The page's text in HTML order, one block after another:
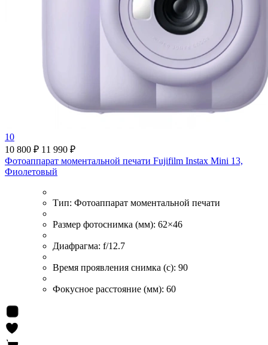
10
10 800 ₽ 11 990 ₽
Фотоаппарат моментальной печати Fujifilm Instax Mini 13,
Фиолетовый
Тип: Фотоаппарат моментальной печати
Размер фотоснимка (мм): 62×46
Диафрагма: f/12.7
Время проявления снимка (с): 90
Фокусное расстояние (мм): 60